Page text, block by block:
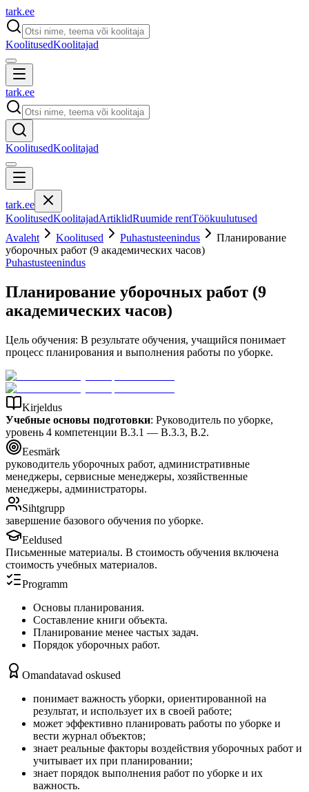
tark.ee
KoolitusedKoolitajad
tark.ee
KoolitusedKoolitajad
tark.ee
KoolitusedKoolitajadArtiklidRuumide rentTöökuulutused
Avaleht
Koolitused Puhastusteenindus
Планирование
уборочных работ (9 академических часов)
Puhastusteenindus
Планирование уборочных работ (9
академических часов)
Цель обучения: В результате обучения, учащийся понимает
процесс планирования и выполнения работы по уборке.
Kirjeldus
Учебные основы подготовки: Руководитель по уборке,
уровень 4 компетенции B.3.1 — B.3.3, B.2.
Eesmärk
руководитель уборочных работ, административные
менеджеры, сервисные менеджеры, хозяйственные
менеджеры, администраторы.
Sihtgrupp
завершение базового обучения по уборке.
Eeldused
Письменные материалы. В стоимость обучения включена
стоимость учебных материалов.
Programm
Основы планирования.
Составление книги объекта.
Планирование менее частых задач.
Порядок уборочных работ.
Omandatavad oskused
понимает важность уборки, ориентированной на
результат, и использует их в своей работе;
может эффективно планировать работы по уборке и
вести журнал объектов;
знает реальные факторы воздействия уборочных работ и
учитывает их при планировании;
знает порядок выполнения работ по уборке и их
важность.